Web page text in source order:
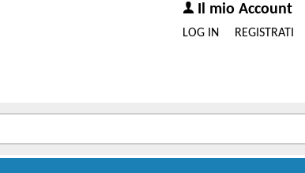
Il mio Account
REGISTRATI
LOG IN